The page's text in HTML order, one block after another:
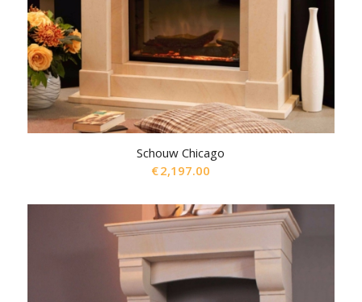
Schouw Chicago
€2,197.00